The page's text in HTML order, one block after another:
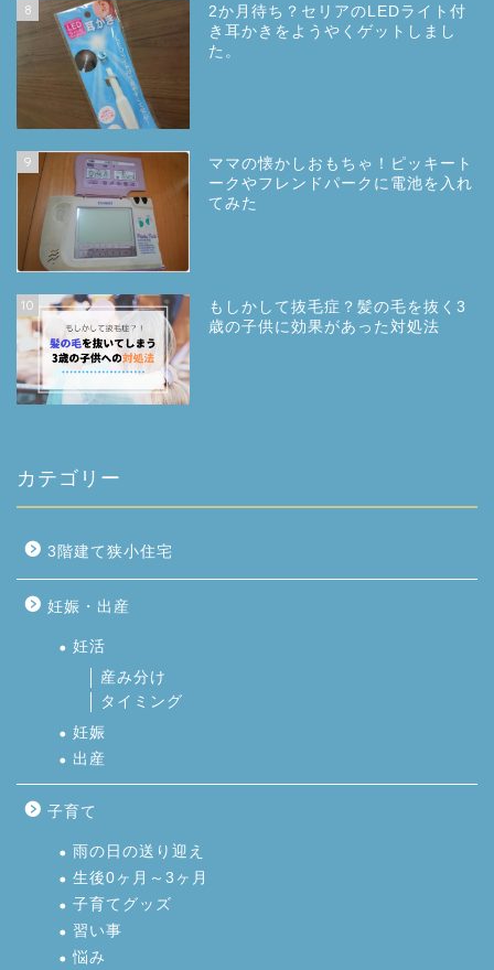
8
2か月待ち？セリアのLEDライト付
き耳かきをようやくゲットしまし
た。
9
ママの懐かしおもちゃ！ピッキート
ークやフレンドパークに電池を入れ
てみた
10
もしかして抜毛症？髪の毛を抜く3
歳の子供に効果があった対処法
カテゴリー
3階建て狭小住宅
妊娠・出産
妊活
産み分け
タイミング
妊娠
出産
子育て
雨の日の送り迎え
生後0ヶ月～3ヶ月
子育てグッズ
習い事
悩み